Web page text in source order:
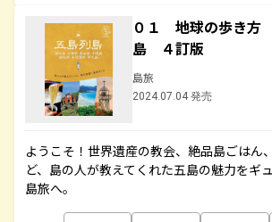
０１ 地球の歩き
島 ４訂版
島旅
2024.07.04 発売
ようこそ！世界遺産の教会、絶品島ごはん
ど、島の人が教えてくれた五島の魅力をギ
島旅へ。